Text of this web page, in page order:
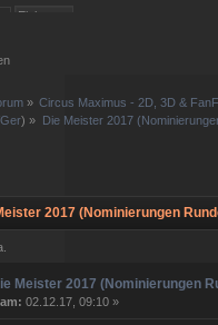
» Circus Maximus - 2D, 3D &
) » Die Meister 2017
2017 (Nominierungen
Meister 2017 (Nominierungen
am: 02.12.17, 09:10 »